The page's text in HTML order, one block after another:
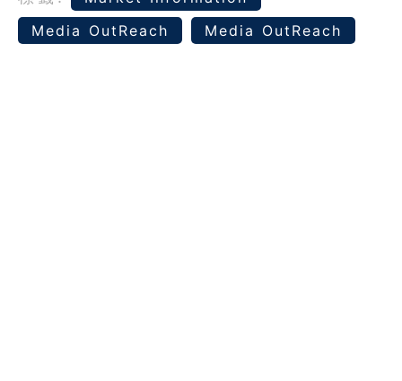
Media OutReach
Media OutReach